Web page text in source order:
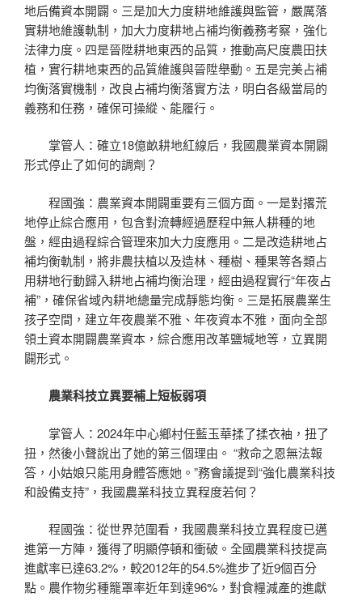
地后備資本開闢。三是加大力度耕地維護與監管，嚴厲落
實耕地維護軌制，加大力度耕地占補均衡義務考察，強化
法律力度。四是晉陞耕地東西的品質，推動高尺度農田扶
植，實行耕地東西的品質維護與晉陞舉動。五是完美占補
均衡落實機制，改良占補均衡落實方法，明白各級當局的
義務和任務，確保可操縱、能履行。
掌管人：確立18億畝耕地紅線后，我國農業資本開闢
形式停止了如何的調劑？
程國強：農業資本開闢重要有三個方面。一是對撂荒
地停止綜合應用，包含對流轉經過歷程中無人耕種的地
盤，經由過程綜合管理來加大力度應用。二是改造耕地占
補均衡軌制，將非農扶植以及造林、種樹、種果等各類占
用耕地行動歸入耕地占補均衡治理，經由過程實行“年夜占
補”，確保省域內耕地總量完成靜態均衡。三是拓展農業生
孩子空間，建立年夜農業不雅、年夜資本不雅，面向全部
領土資本開闢農業資本，綜合應用改革鹽堿地等，立異開
闢形式。
農業科技立異要補上短板弱項
掌管人：2024年中心鄉村任藍玉華揉了揉衣袖，扭了
扭，然後小聲說出了她的第三個理由。 “救命之恩無法報
答，小姑娘只能用身體答應她。”務會議提到“強化農業科技
和設備支持”，我國農業科技立異程度若何？
程國強：從世界范圍看，我國農業科技立異程度已邁
進第一方陣，獲得了明顯停頓和衝破。全國農業科技提高
進獻率已達63.2%，較2012年的54.5%進步了近9個百分
點。農作物劣種籠罩率近年到達96%，對食糧減產的進獻